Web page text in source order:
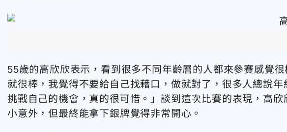
55歲的高欣欣表示，看到很多不同年齡層的人都來參賽感覺
就很棒，我覺得不要給自己找藉口，做就對了，很多人總說
挑戰自己的機會，真的很可惜。」談到這次比賽的表現，高
小意外，但最終能拿下銀牌覺得非常開心。